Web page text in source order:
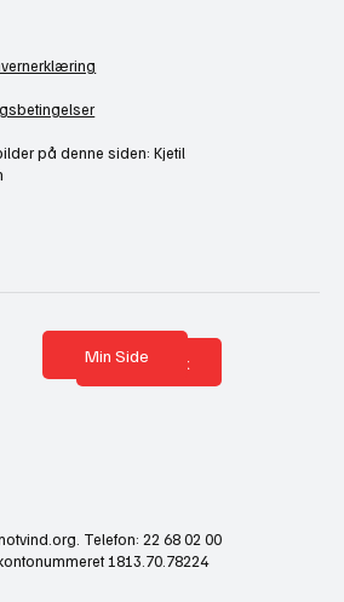
på denne siden: Kjetil
Nettbutikk
Min Side
. Telefon: 22 68 02 00
1813.70.78224